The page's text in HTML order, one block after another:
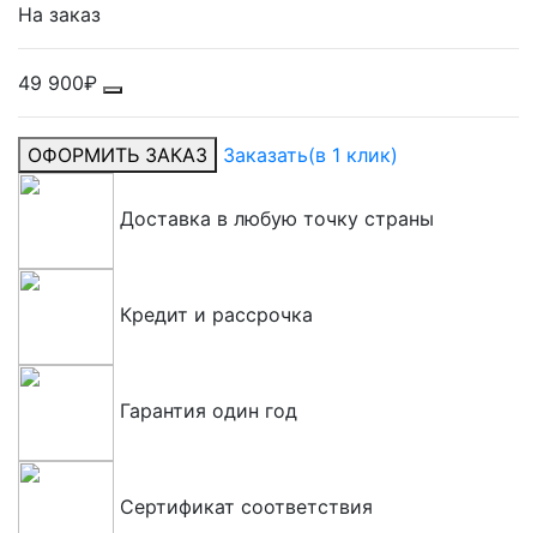
На заказ
49 900₽
ОФОРМИТЬ ЗАКАЗ Заказать(в 1 клик)
Доставка в любую точку страны
Кредит и рассрочка
Гарантия один год
Сертификат соответствия